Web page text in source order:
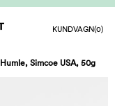
KUNDVAGN(0)
Humle, Simcoe USA, 50g